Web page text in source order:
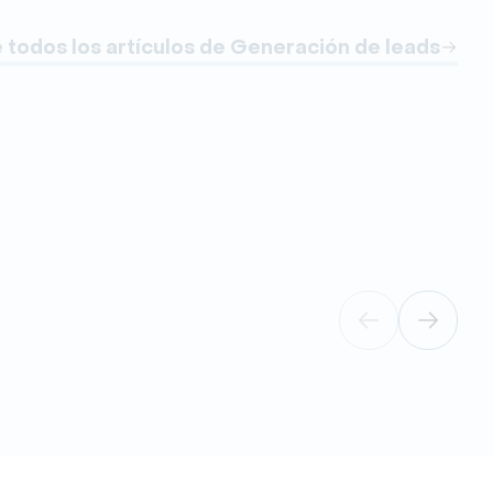
todos los artículos de Generación de leads